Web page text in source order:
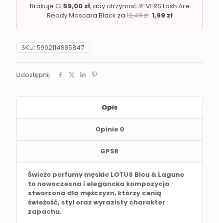
Brakuje Ci 59,00 zł, aby otrzymać REVERS Lash Are
Ready Mascara Black za12,49zł 1,99 zł
SKU: 5902114885847
Udostępnij
Opis
Opinie 0
GPSR
Świeże perfumy męskie LOTUS Bleu & Lagune
to nowoczesna i elegancka kompozycja
stworzona dla mężczyzn, którzy cenią
świeżość, styl oraz wyrazisty charakter
zapachu.